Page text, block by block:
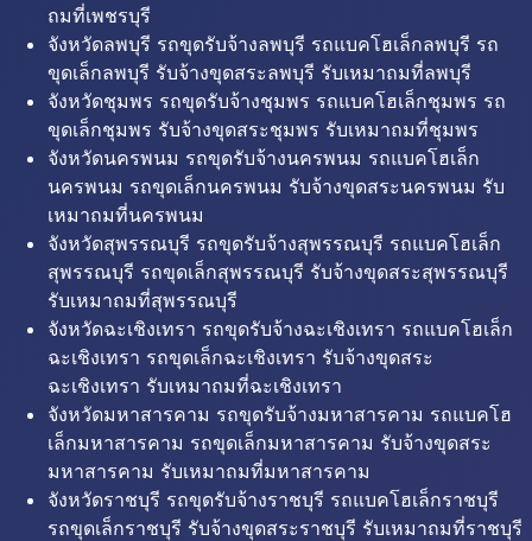
ถมที่เพชรบุรี
จังหวัดลพบุรี รถขุดรับจ้างลพบุรี รถแบคโฮเล็กลพบุรี รถ
ขุดเล็กลพบุรี รับจ้างขุดสระลพบุรี รับเหมาถมที่ลพบุรี
จังหวัดชุมพร รถขุดรับจ้างชุมพร รถแบคโฮเล็กชุมพร รถ
ขุดเล็กชุมพร รับจ้างขุดสระชุมพร รับเหมาถมที่ชุมพร
จังหวัดนครพนม รถขุดรับจ้างนครพนม รถแบคโฮเล็ก
นครพนม รถขุดเล็กนครพนม รับจ้างขุดสระนครพนม รับ
เหมาถมที่นครพนม
จังหวัดสุพรรณบุรี รถขุดรับจ้างสุพรรณบุรี รถแบคโฮเล็ก
สุพรรณบุรี รถขุดเล็กสุพรรณบุรี รับจ้างขุดสระสุพรรณบุรี
รับเหมาถมที่สุพรรณบุรี
จังหวัดฉะเชิงเทรา รถขุดรับจ้างฉะเชิงเทรา รถแบคโฮเล็ก
ฉะเชิงเทรา รถขุดเล็กฉะเชิงเทรา รับจ้างขุดสระ
ฉะเชิงเทรา รับเหมาถมที่ฉะเชิงเทรา
จังหวัดมหาสารคาม รถขุดรับจ้างมหาสารคาม รถแบคโฮ
เล็กมหาสารคาม รถขุดเล็กมหาสารคาม รับจ้างขุดสระ
มหาสารคาม รับเหมาถมที่มหาสารคาม
จังหวัดราชบุรี รถขุดรับจ้างราชบุรี รถแบคโฮเล็กราชบุรี
รถขุดเล็กราชบุรี รับจ้างขุดสระราชบุรี รับเหมาถมที่ราชบุรี